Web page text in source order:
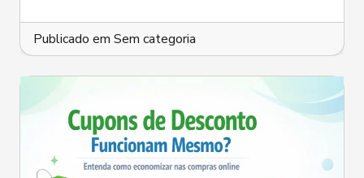
Expirados
Publicado em Sem categoria